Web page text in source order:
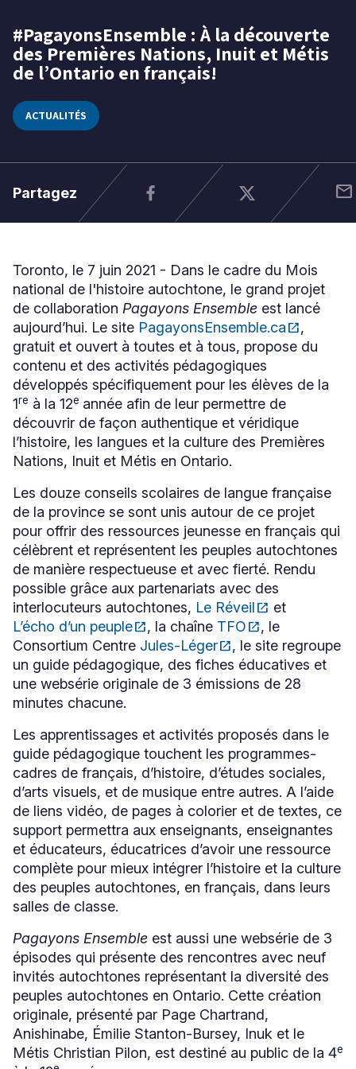
Niveau
Tous
Élémentaire
Secondaire
RECHERCHER
28
mai
2021
#PagayonsEnsemble : À la découverte
des Premières Nations, Inuit et Métis
de l’Ontario en français!
ACTUALITÉS
Partagez mail
Toronto, le 7 juin 2021 - Dans le cadre du Mois
national de l'histoire autochtone, le grand projet
de collaboration Pagayons Ensemble est lancé
aujourd’hui. Le site PagayonsEnsemble.caopen_in_new
Ce
lien
s'ouvrira
dans
une
nouvelle
fenêtre
,
gratuit et ouvert à toutes et à tous, propose du
contenu et des activités pédagogiques
développés spécifiquement pour les élèves de la
1re à la 12e année afin de leur permettre de
découvrir de façon authentique et véridique
l’histoire, les langues et la culture des Premières
Nations, Inuit et Métis en Ontario.
Les douze conseils scolaires de langue française
de la province se sont unis autour de ce projet
pour offrir des ressources jeunesse en français qui
célèbrent et représentent les peuples autochtones
de manière respectueuse et avec fierté. Rendu
possible grâce aux partenariats avec des
interlocuteurs autochtones, Le Réveilopen_in_new
Ce
lien
s'ouvrira
dans
une
nouvelle
et
L’écho d’un peupleopen_in_new
Ce
lien
s'ouvrira
dans
une
nouvelle
, la chaîne TFOopen_in_new
Ce
lien
s'ouvrira
dans
une
, le
Consortium Centre Jules-Légeropen_in_new
Ce
lien
s'ouvrira
dans
fenêtre
, le site regroupe
un guide pédagogique, des fiches éducatives et
une websérie originale de 3 émissions de 28
minutes chacune.
Les apprentissages et activités proposés dans le
guide pédagogique touchent les programmes-
cadres de français, d’histoire, d’études sociales,
d’arts visuels, et de musique entre autres. A l’aide
de liens vidéo, de pages à colorier et de textes, ce
support permettra aux enseignants, enseignantes
et éducateurs, éducatrices d’avoir une ressource
complète pour mieux intégrer l’histoire et la culture
des peuples autochtones, en français, dans leurs
salles de classe.
Pagayons Ensemble est aussi une websérie de 3
épisodes qui présente des rencontres avec neuf
invités autochtones représentant la diversité des
peuples autochtones en Ontario. Cette création
originale, présenté par Page Chartrand,
Anishinabe, Émilie Stanton-Bursey, Inuk et le
Métis Christian Pilon, est destiné au public de la 4e